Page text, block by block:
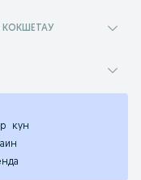
КОКШЕТАУ
кун